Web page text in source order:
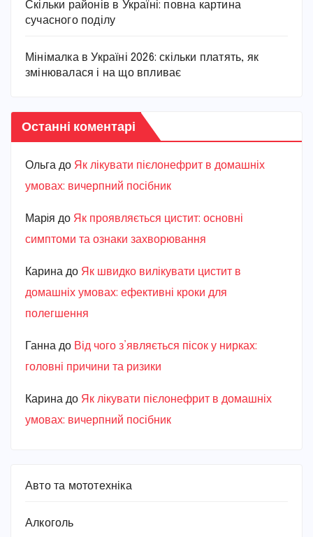
Скільки районів в Україні: повна картина
сучасного поділу
Мінімалка в Україні 2026: скільки платять, як
змінювалася і на що впливає
Останні коментарі
Ольга до Як лікувати пієлонефрит в домашніх
умовах: вичерпний посібник
Марiя до Як проявляється цистит: основні
симптоми та ознаки захворювання
Карина до Як швидко вилікувати цистит в
домашніх умовах: ефективні кроки для
полегшення
Ганна до Від чого з’являється пісок у нирках:
головні причини та ризики
Карина до Як лікувати пієлонефрит в домашніх
умовах: вичерпний посібник
Авто та мототехніка
Алкоголь